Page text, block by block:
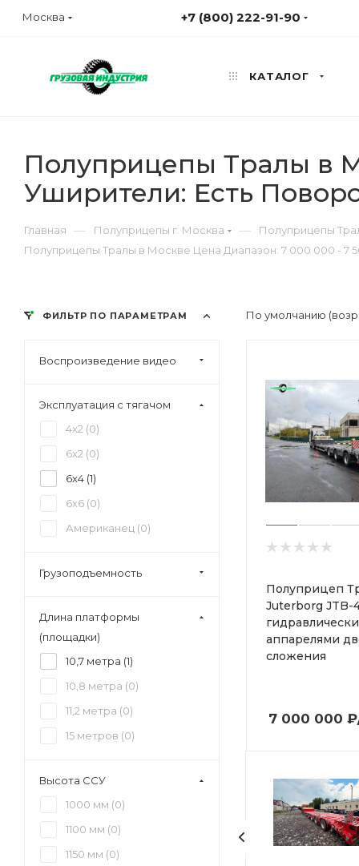
Москва +7 (800) 222-91-90
КАТАЛОГ
Полуприцепы Тралы в
Уширители: Есть
Главная — Полуприцепы г. Москва — Полуприцепы
Полуприцепы Тралы в Москве Цена Диапазон: 7 000 000 - 7
По умолчанию
Полуприцеп
Juterborg JTB-
аппарелями
сложения
7 000 000 ₽
ФИЛЬТР ПО ПАРАМЕТРАМ
Воспроизведение видео
Эксплуатация с тягачом
4x2 (0)
6x2 (0)
6x4 (1)
6x6 (0)
Американец (0)
Грузоподъемность
Длина платформы
(площадки)
10,7 метра (1)
10,8 метра (0)
11,2 метра (0)
15 метров (0)
Высота ССУ
1000 мм (0)
1100 мм (0)
1150 мм (0)